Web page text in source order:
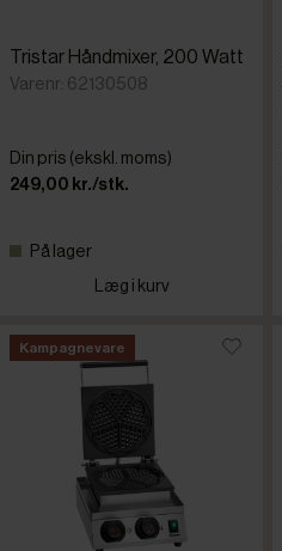
Tristar Håndmixer, 200 Watt
Varenr: 62130508
Din pris (ekskl. moms)
249,00 kr./stk.
På lager
Læg i kurv
Kampagnevare